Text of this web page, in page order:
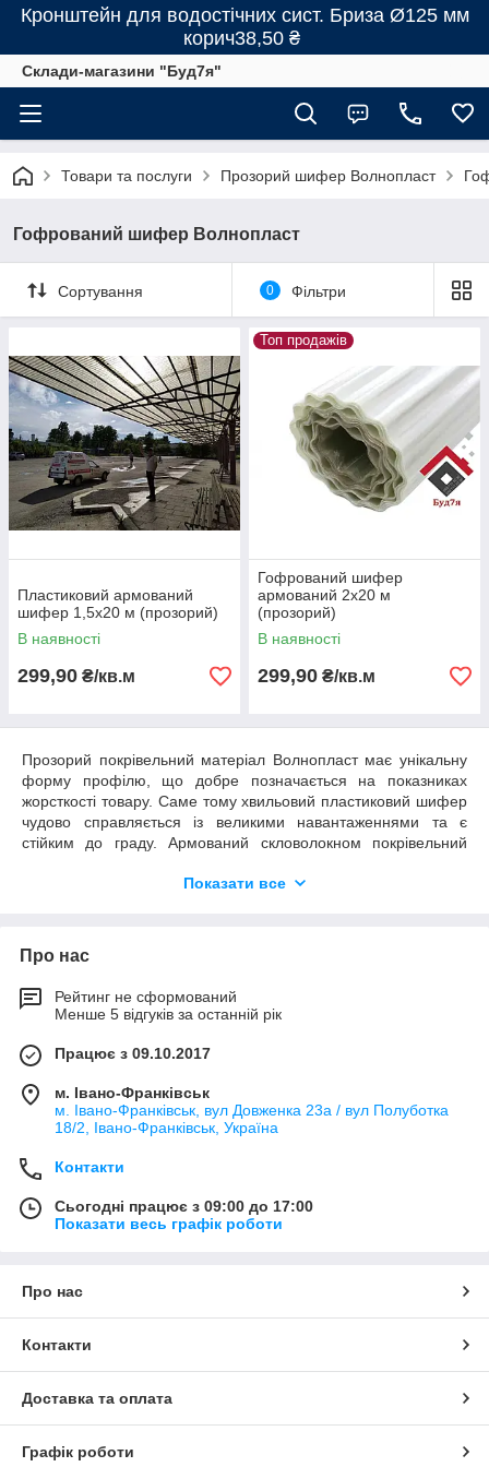
Кронштейн для водостічних сист. Бриза Ø125 мм
корич38,50 ₴
Склади-магазини "Буд7я"
Товари та послуги Прозорий шифер Волнопласт
Гофрований шифер Волнопласт
Сортування 0 Фільтри
Пластиковий армований
шифер 1,5х20 м (прозорий)
В наявності
299,90 ₴/кв.м
Топ продажів
Гофрований шифер
армований 2х20 м
(прозорий)
В наявності
299,90 ₴/кв.м
Прозорий покрівельний матеріал Волнопласт має унікальну
форму профілю, що добре позначається на показниках
жорсткості товару. Саме тому хвильовий пластиковий шифер
чудово справляється із великими навантаженнями та є
стійким до граду. Армований скловолокном покрівельний
допомогою можна втілити в життя цікаві архітектурні ідеї,
Ви можете купити продукцію італійського виробника
Ми допоможемо із вибором хвильового прозорого шиферу та
максимально швидко доставимо товар до місця призначення.
Ми пропонуємо для наших клієнтів ціни зі складу на товар
європейської якості. Для того щоб не помилитись із вибором
прозорого шиферу - рекомендуємо ознайомитись з усією
інформацією на сайті про гофрований пластиковий шифер -
склопластиковий шифер?"
Прозорий шифер Волнопластможе бути 2 видів:
Гофрований;
Доставка товару здійснюється Новою Пошою, Автолюксом,
Харків, Херсон, Запоріжжя, Миколаїв, Рівне, Чернівці та інші...
Показати все
Про нас
Рейтинг не сформований
Менше 5 відгуків за останній рік
Працює з 09.10.2017
м. Івано-Франківськ
м. Івано-Франківськ, вул Довженка 23а / вул Полуботка
18/2, Івано-Франківськ, Україна
Контакти
Сьогодні працює з 09:00 до 17:00
Показати весь графік роботи
Про нас
Контакти
Доставка та оплата
Графік роботи